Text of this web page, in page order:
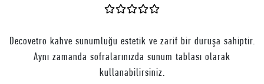
Decovetro kahve sunumluğu estetik ve zarif bir duruşa sahiptir.
Aynı zamanda sofralarınızda sunum tablası olarak
kullanabilirsiniz.